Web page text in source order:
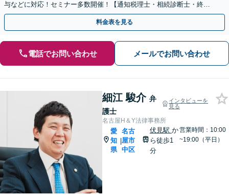
与などに対応！セミナー多数開催！【通知税理士・相続診断士・終活
カウンセラー】【国際センター駅徒歩3分】
料金表を見る
電話でお問い合わせ メールでお問い合わせ
細江 駿介 弁
護士
インタビューを
見る
名古屋H＆Y法律事務所
愛
知
県
|
名古
屋市
中区
伏見駅 か
ら徒歩1
分
営業時間：10:00
~19:00（平日）